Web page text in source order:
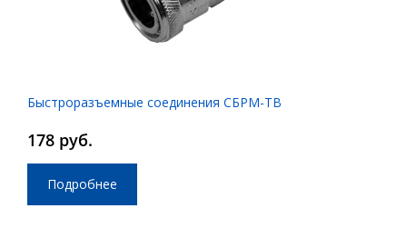
Быстроразъемные соединения СБРМ-ТВ
178 руб.
Подробнее